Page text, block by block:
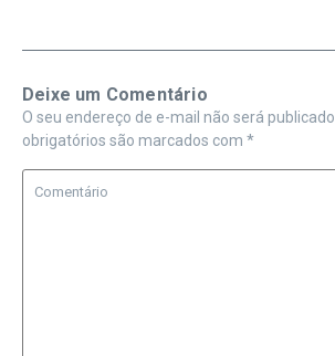
Deixe um Comentário
O seu endereço de e-mail não será publicado.
obrigatórios são marcados com *